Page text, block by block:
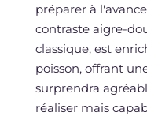
préparer à
contraste aigre-
classique, est
poisson, offrant
surprendra
réaliser mais